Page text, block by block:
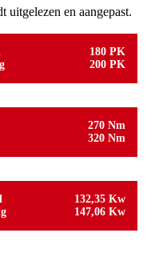
uitgelezen en aangepast.
180 PK
200 PK
270 Nm
320 Nm
132,35 Kw
147,06 Kw